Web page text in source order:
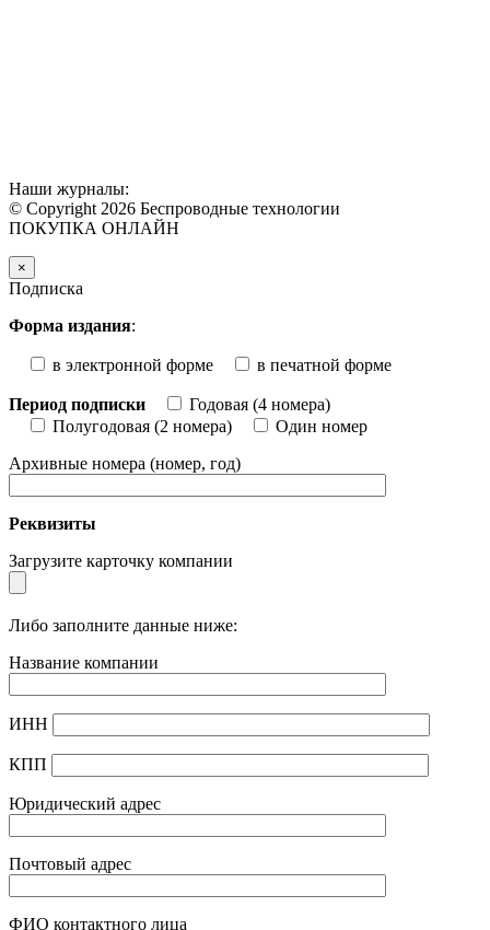
Наши журналы:
© Copyright 2026 Беспроводные технологии
ПОКУПКА ОНЛАЙН
×
Подписка
Форма издания:
в электронной форме в печатной форме
Период подписки
Годовая (4 номера)
Полугодовая (2 номера)
Один номер
Архивные номера (номер, год)
Реквизиты
Загрузите карточку компании
Либо заполните данные ниже:
Название компании
ИНН
КПП
Юридический адрес
Почтовый адрес
ФИО контактного лица